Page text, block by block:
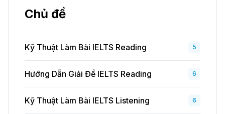
Chủ đề
Kỹ Thuật Làm Bài IELTS Reading 5
Hướng Dẫn Giải Đề IELTS Reading 6
Kỹ Thuật Làm Bài IELTS Listening 6